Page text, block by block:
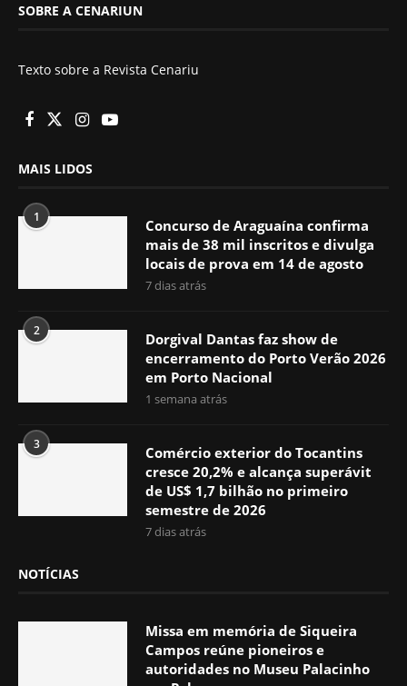
SOBRE A CENARIUN
Texto sobre a Revista Cenariu
MAIS LIDOS
1
Concurso de Araguaína confirma
mais de 38 mil inscritos e divulga
locais de prova em 14 de agosto
7 dias atrás
2
Dorgival Dantas faz show de
encerramento do Porto Verão 2026
em Porto Nacional
1 semana atrás
3
Comércio exterior do Tocantins
cresce 20,2% e alcança superávit
de US$ 1,7 bilhão no primeiro
semestre de 2026
7 dias atrás
NOTÍCIAS
Missa em memória de Siqueira
Campos reúne pioneiros e
autoridades no Museu Palacinho